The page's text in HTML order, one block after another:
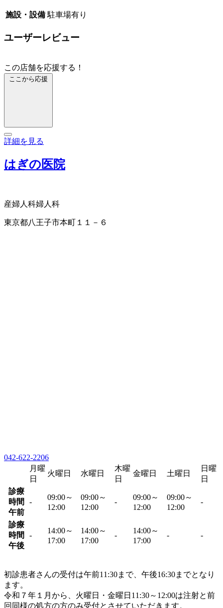
施設・設備 駐車場有り
ユーザーレビュー
この店舗を応援する！
ここから応援
詳細を見る
はぎの医院
産婦人科婦人科
東京都八王子市本町１１－６
042-622-2206
月曜
日
火曜日 水曜日
木曜
日
金曜日 土曜日
日曜
日
診療
時間
午前
-
09:00～
12:00
09:00～
12:00
-
09:00～
12:00
09:00～
12:00
-
診療
時間
午後
-
14:00～
17:00
14:00～
17:00
-
14:00～
17:00
- -
初診患者さんの受付は午前11:30まで、午後16:30までとなり
ます。
令和７年１月から、火曜日・金曜日11:30～12:00は注射と前
回同様の処方の方のみ受付とさせていただきます。